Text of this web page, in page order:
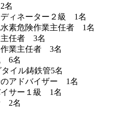
名
ィネーター２級 1名
素危険作業主任者 1名
主任者 3名
作業主任者 3名
6名
イル鋳鉄管5名
アドバイザー 1名
イサー１級 1名
2名